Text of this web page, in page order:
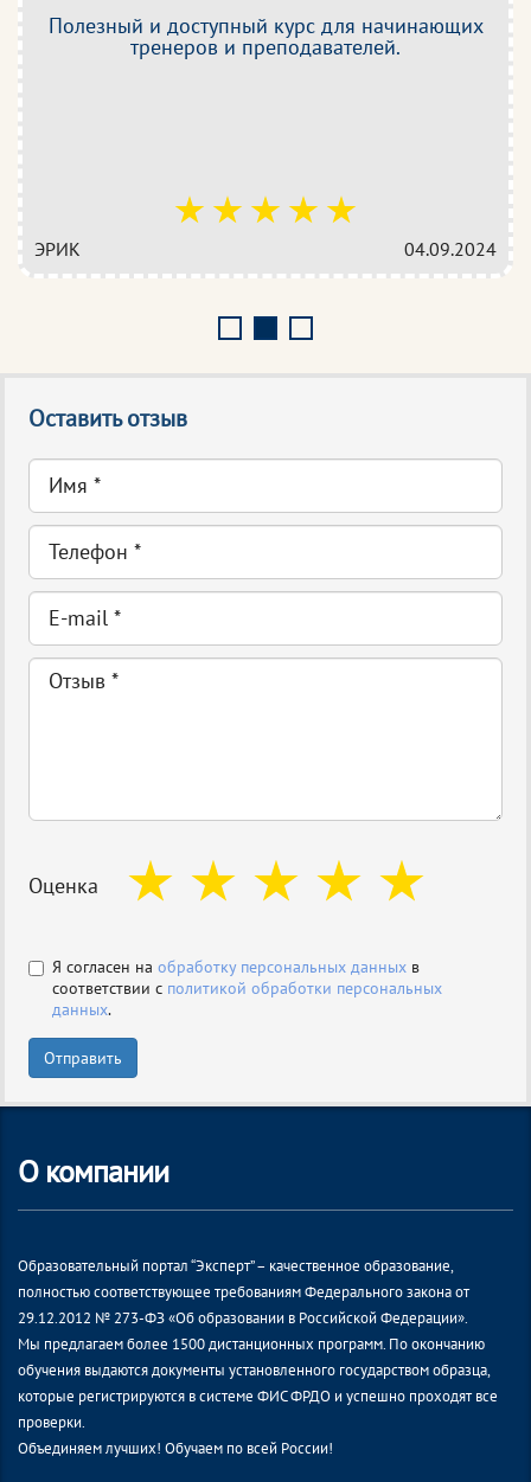
Полезный и доступный курс для начинающих
тренеров и преподавателей.
ЭРИК 04.09.2024
Оставить отзыв
Оценка
Я согласен на обработку персональных данных в
соответствии с политикой обработки персональных
данных.
Отправить
О компании
Образовательный портал “Эксперт” – качественное образование,
полностью соответствующее требованиям Федерального закона от
29.12.2012 № 273-ФЗ «Об образовании в Российской Федерации».
Мы предлагаем более 1500 дистанционных программ. По окончанию
обучения выдаются документы установленного государством образца,
которые регистрируются в системе ФИС ФРДО и успешно проходят все
проверки.
Объединяем лучших! Обучаем по всей России!